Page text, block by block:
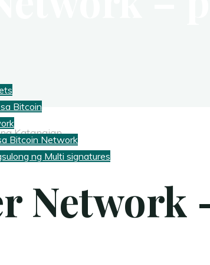
Bitcoin
Bitcoin Network
ng Multi signatures
Katangian
Network